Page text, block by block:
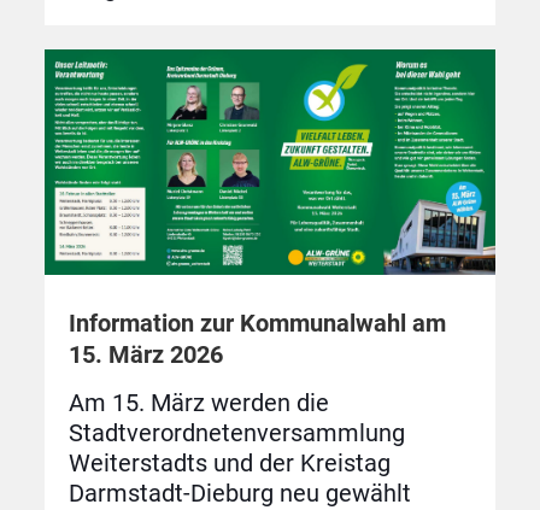
Information zur Kommunalwahl am
15. März 2026
Am 15. März werden die
Stadtverordnetenversammlung
Weiterstadts und der Kreistag
Darmstadt-Dieburg neu gewählt